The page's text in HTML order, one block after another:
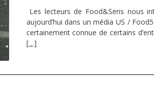
Les lecteurs de Food&Sens nous
aujourd’hui dans un média US /
certainement connue de certains
[…]